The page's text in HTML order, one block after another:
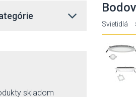
Svietidlá
skladom